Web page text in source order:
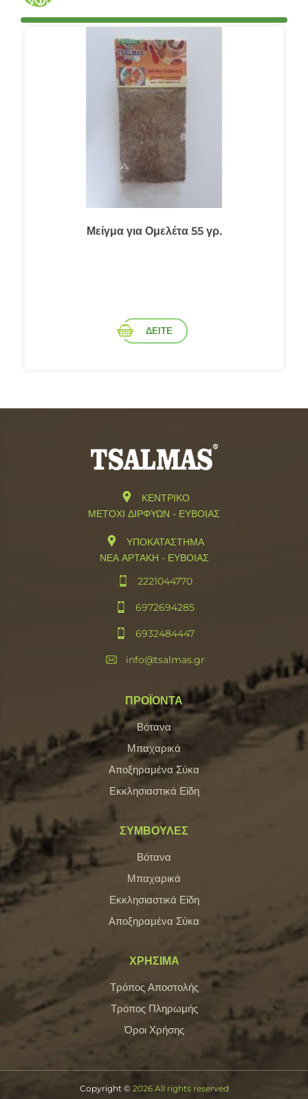
Μείγμα για Ομελέτα 55 γρ.
ΔΕΙΤΕ
ΚΕΝΤΡΙΚΟ
ΜΕΤΟΧΙ ΔΙΡΦΥΩΝ - ΕΥΒΟΙΑΣ
ΥΠΟΚΑΤΑΣΤΗΜΑ
ΝΕΑ ΑΡΤΑΚΗ - ΕΥΒΟΙΑΣ
2221044770
6972694285
6932484447
info@tsalmas.gr
ΠΡΟΪΟΝΤΑ
Βότανα
Μπαχαρικά
Αποξηραμένα Σύκα
Εκκλησιαστικά Είδη
ΣΥΜΒΟΥΛΕΣ
Βότανα
Μπαχαρικά
Εκκλησιαστικά Είδη
Αποξηραμένα Σύκα
ΧΡΗΣΙΜΑ
Τρόπος Αποστολής
Τρόπος Πληρωμής
Όροι Χρήσης
Copyright © 2026 All rights reserved